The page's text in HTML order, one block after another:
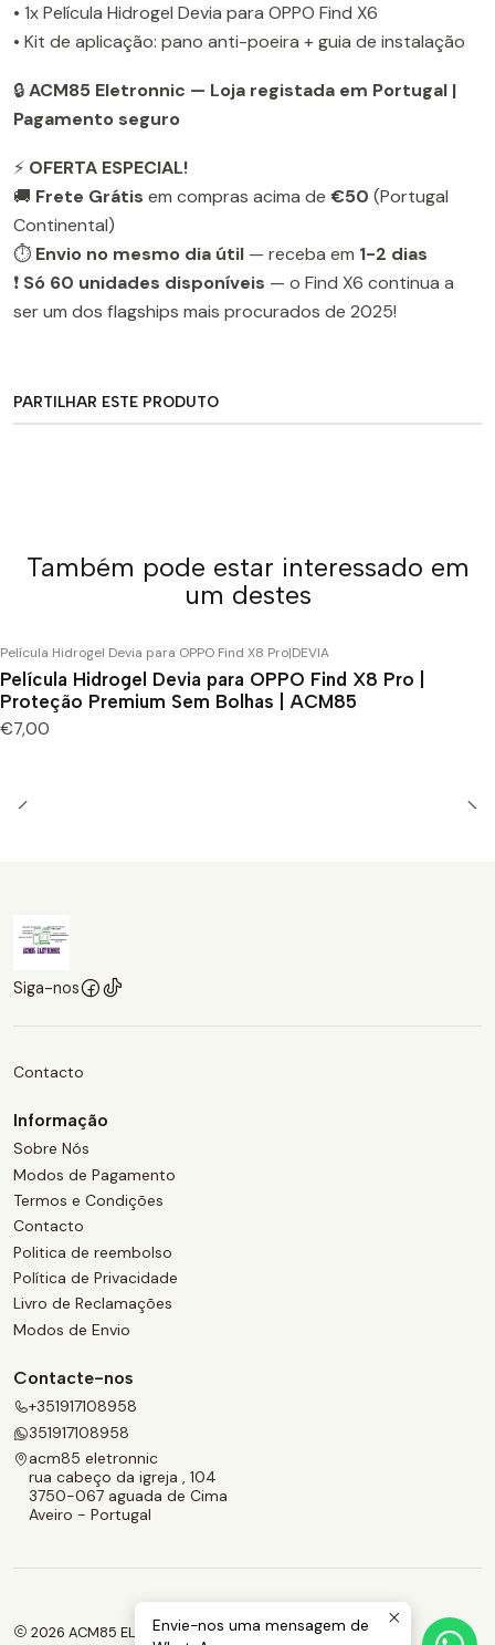
• 1x Película Hidrogel Devia para OPPO Find X6
• Kit de aplicação: pano anti-poeira + guia de instalação
🔒ACM85 Eletronnic — Loja registada em Portugal |
Pagamento seguro
⚡ OFERTA ESPECIAL!
🚚 Frete Grátis em compras acima de €50 (Portugal
Continental)
⏱️ Envio no mesmo dia útil — receba em 1-2 dias
❗ Só 60 unidades disponíveis — o Find X6 continua a
ser um dos flagships mais procurados de 2025!
PARTILHAR ESTE PRODUTO
Também pode estar interessado em
um destes
Película Hidrogel Devia para OPPO Find X8 Pro|DEVIA
Película Hidrogel Devia para OPPO Find X8 Pro |
Proteção Premium Sem Bolhas | ACM85
€7,00
Siga-nos
Contacto
Informação
Sobre Nós
Modos de Pagamento
Termos e Condições
Contacto
Politica de reembolso
Política de Privacidade
Livro de Reclamações
Modos de Envio
Contacte-nos
+351917108958
351917108958
acm85 eletronnic
rua cabeço da igreja , 104
3750-067 aguada de Cima
Aveiro - Portugal
2026 ACM85 ELETRONNIC.Envie-nos uma mensagem de